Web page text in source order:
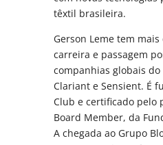
têxtil brasileira.
Gerson Leme tem
carreira e passagem
companhias globais
Clariant e Sensient. É
Club e certificado pelo
Board Member, da
A chegada ao Grupo